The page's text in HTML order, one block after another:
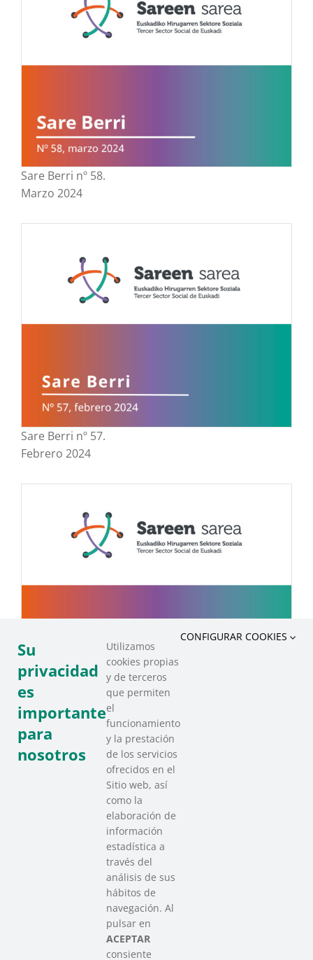
Sare Berri nº 58.
Marzo 2024
Sare Berri nº 57.
Febrero 2024
Sare Berri nº 56.
Enero 2024
SAREEN SAREA
Asociación que agrupa a las redes
del Tercer Sector Social en Euskadi
Su
privacidad
es
importante
para
nosotros
Utilizamos
cookies propias
y de terceros
que permiten
el
funcionamiento
y la prestación
de los servicios
ofrecidos en el
Sitio web, así
como la
elaboración de
información
estadística a
través del
análisis de sus
hábitos de
navegación. Al
pulsar en
ACEPTAR
consiente
CONFIGURAR COOKIES